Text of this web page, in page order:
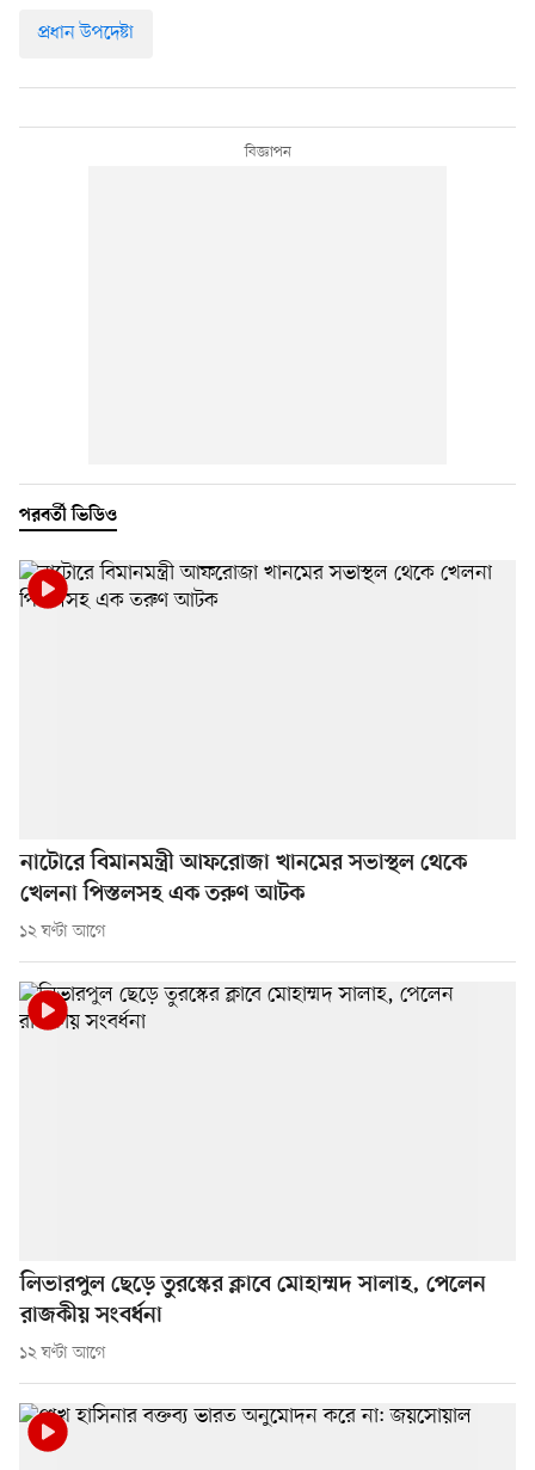
প্রধান উপদেষ্টা
পরবর্তী ভিডিও
নাটোরে বিমানমন্ত্রী আফরোজা খানমের সভাস্থল থেকে
খেলনা পিস্তলসহ এক তরুণ আটক
১২ ঘণ্টা আগে
লিভারপুল ছেড়ে তুরস্কের ক্লাবে মোহাম্মদ সালাহ, পেলেন
রাজকীয় সংবর্ধনা
১২ ঘণ্টা আগে